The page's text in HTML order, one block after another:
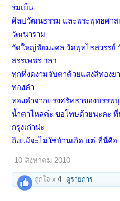
ร่มเย็น
ศิลปวัฒนธรรม และพระพุทธศา
วัฒนาราม
วัดใหญ่ชัยมงคล วัดพุทไธสวรรย์
สรรเพชร ฯลฯ
ทุกที่งดงามจับตาด้วยแสงสีทองย
ทองคำ
ทองคำจากแรงศรัทธาของบรรพ
น้ำตาไหลค่ะ ขอโทษด้วยนะคะ ที่
กรุงเก่าน่ะ
ถึงแม้จะไม่ใช่บ้านเกิด แต่ ที่นี่คือ
10 สิงหาคม 2010
ถูกใจ x4 ดูรายการ